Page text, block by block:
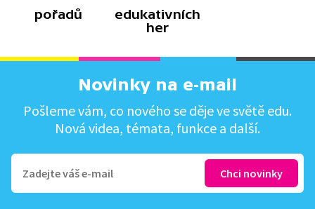
pořadů
edukativních
her
Novinky na e-mail
Pošleme vám, co nového se děje ve světě edu.
Nová videa, témata, funkce a další.